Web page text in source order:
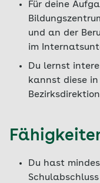
Für deine
und an der
im
Du lernst
kannst diese
Du hast
Schulabschluss